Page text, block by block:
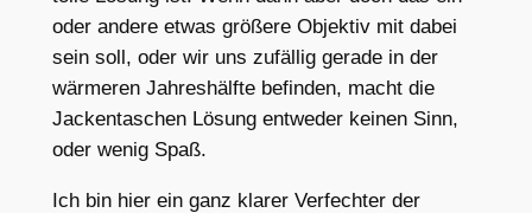
oder andere etwas größere Objektiv mit dabei
sein soll, oder wir uns zufällig gerade in der
wärmeren Jahreshälfte befinden, macht die
Jackentaschen Lösung entweder keinen Sinn,
oder wenig Spaß.
Ich bin hier ein ganz klarer Verfechter der